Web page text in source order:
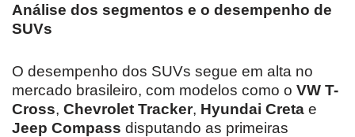
Análise dos segmentos e o desempenho de
SUVs
O desempenho dos SUVs segue em alta no
mercado brasileiro, com modelos como o VW T-
Cross, Chevrolet Tracker, Hyundai Creta e
Jeep Compass disputando as primeiras